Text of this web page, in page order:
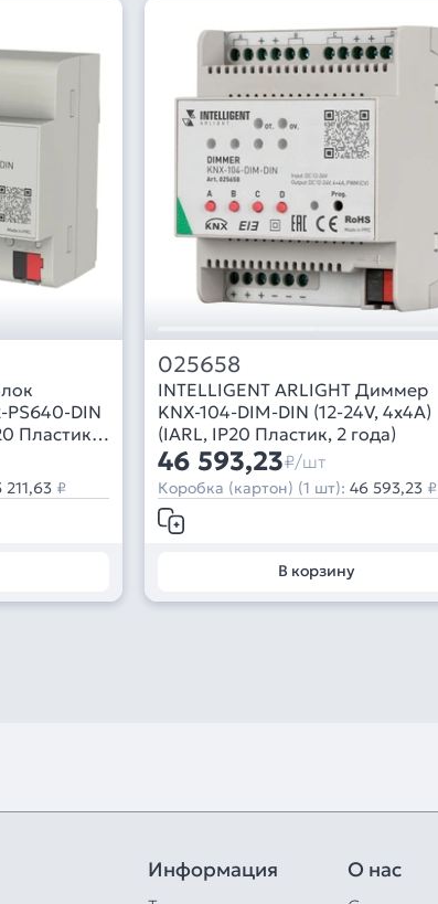
DIN
Пластик,
211,63 ₽
025658
INTELLIGENT ARLIGHT Диммер
KNX-104-DIM-DIN (12-24V, 4x4A)
(IARL, IP20 Пластик, 2 года)
46 593,23₽/шт
Коробка (картон) (1 шт): 46 593,23 ₽
В корзину
Информация О нас